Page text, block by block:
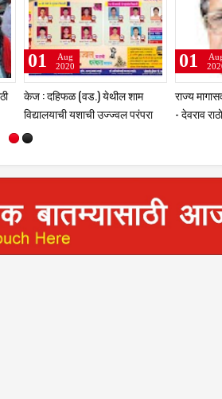
प्रक्रिया
– गृहमंत्री
सरकारने वारकऱ्यांच्या मागण्या पूर्ण न
केल्याने येत्या ३१ ऑगस्टला “चलो
13
Aug
2020